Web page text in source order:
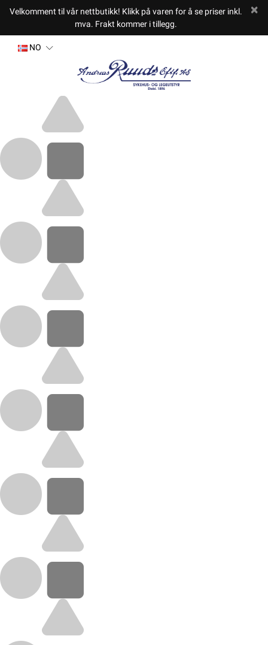
Velkomment til vår nettbutikk! Klikk på varen for å se priser inkl.
mva. Frakt kommer i tillegg.
NO